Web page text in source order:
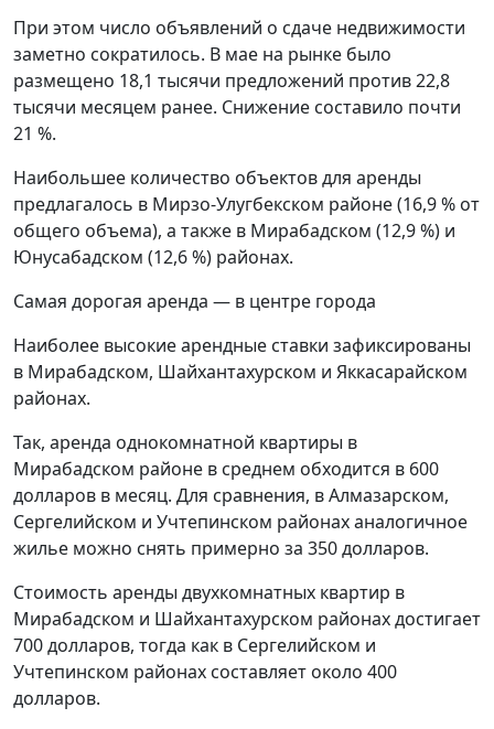
При этом число объявлений о сдаче недвижимости
заметно сократилось. В мае на рынке было
размещено 18,1 тысячи предложений против 22,8
тысячи месяцем ранее. Снижение составило почти
21 %.
Наибольшее количество объектов для аренды
предлагалось в Мирзо-Улугбекском районе (16,9 % от
общего объема), а также в Мирабадском (12,9 %) и
Юнусабадском (12,6 %) районах.
Самая дорогая аренда — в центре города
Наиболее высокие арендные ставки зафиксированы
в Мирабадском, Шайхантахурском и Яккасарайском
районах.
Так, аренда однокомнатной квартиры в
Мирабадском районе в среднем обходится в 600
долларов в месяц. Для сравнения, в Алмазарском,
Сергелийском и Учтепинском районах аналогичное
жилье можно снять примерно за 350 долларов.
Стоимость аренды двухкомнатных квартир в
Мирабадском и Шайхантахурском районах достигает
700 долларов, тогда как в Сергелийском и
Учтепинском районах составляет около 400
долларов.